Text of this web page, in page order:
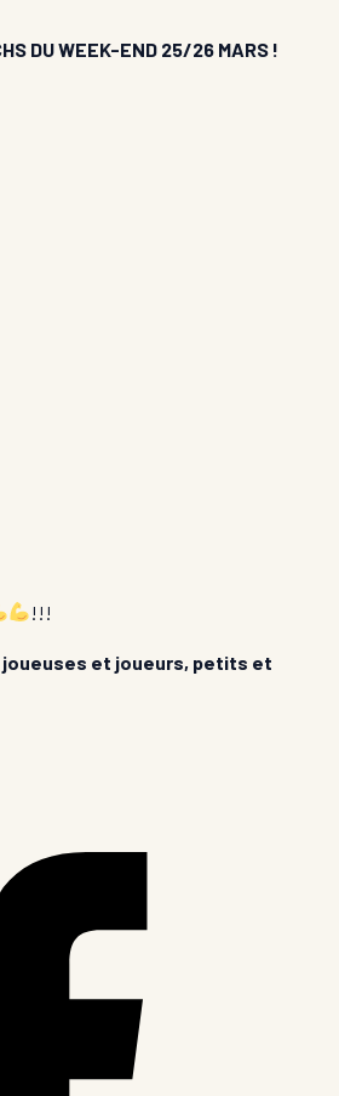
DU WEEK-END 25/26 MARS !
!!!
joueuses et joueurs, petits et